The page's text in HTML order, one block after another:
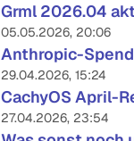
Grml 2026.04
05.05.2026, 20:06
Anthropic-
29.04.2026, 15:24
CachyOS April-
27.04.2026, 23:54